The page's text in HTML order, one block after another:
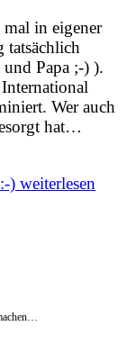
mal in eigener
tatsächlich
Papa ;-) ).
Wer auch
hat…
) weiterlesen